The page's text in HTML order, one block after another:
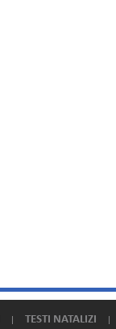
TESTI NATALIZI